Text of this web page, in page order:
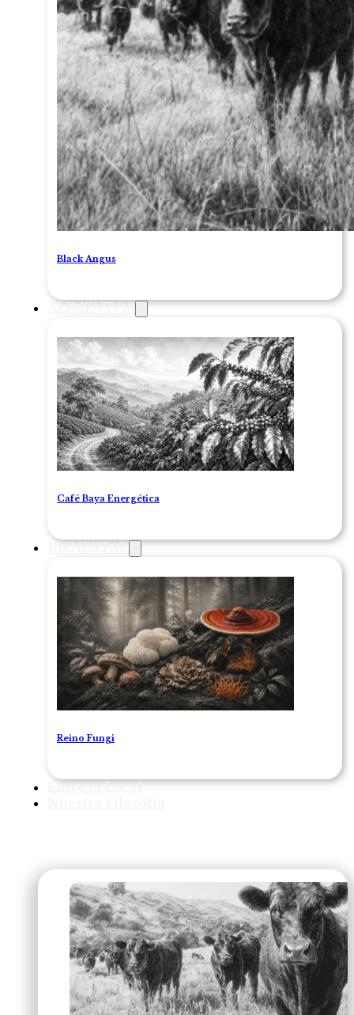
Black Angus
ALIMENTOS
Café Baya Energética
BIENESTAR
Reino Fungi
Entrega Local